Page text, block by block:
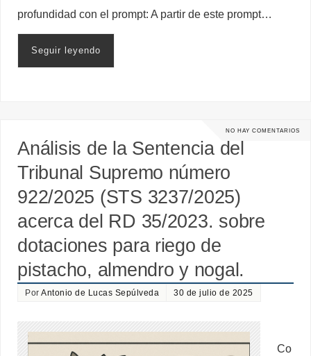
profundidad con el prompt: A partir de este prompt…
Seguir leyendo
NO HAY COMENTARIOS
Análisis de la Sentencia del
Tribunal Supremo número
922/2025 (STS 3237/2025)
acerca del RD 35/2023. sobre
dotaciones para riego de
pistacho, almendro y nogal.
PorAntonio de Lucas Sepúlveda 30 de julio de 2025
Co